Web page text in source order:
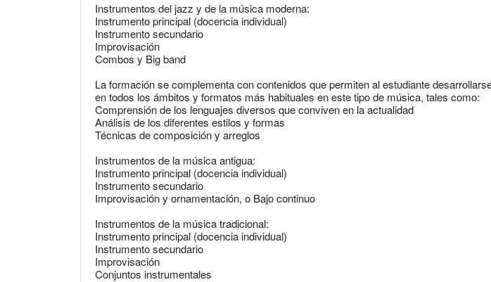
Instrumentos del jazz y de la música moderna:
Instrumento principal (docencia individual)
Instrumento secundario
Improvisación
Combos y Big band
La formación se complementa con contenidos que permiten al estudiante
en todos los ámbitos y formatos más habituales en este tipo de música, tales como:
Comprensión de los lenguajes diversos que conviven en la actualidad
Análisis de los diferentes estilos y formas
Técnicas de composición y arreglos
Instrumentos de la música antigua:
Instrumento principal (docencia individual)
Instrumento secundario
Improvisación y ornamentación, o Bajo continuo
Instrumentos de la música tradicional:
Instrumento principal (docencia individual)
Instrumento secundario
Improvisación
Conjuntos instrumentales